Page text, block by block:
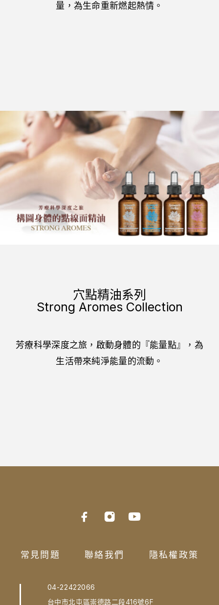
量，為生命重新燃起熱情。
穴點精油系列
Strong Aromes Collection
芳療科學深度之旅，啟動身體的『能量點』，為
生活帶來純淨能量的流動。
常見問題 聯絡我們 隱私權政策
04-22422066
台中市北屯區崇德路二段416號6F